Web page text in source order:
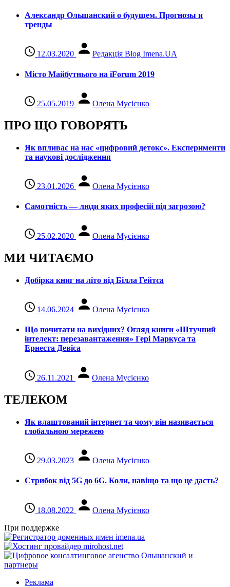
Александр Ольшанский о будущем. Прогнозы и
тренды
12.03.2020 Редакція Blog Imena.UA
Місто Майбутнього на iForum 2019
25.05.2019 Олена Мусієнко
ПРО ЩО ГОВОРЯТЬ
Як впливає на нас «цифровий детокс». Експерименти
та наукові дослідження
23.01.2026 Олена Мусієнко
Самотність — люди яких професій під загрозою?
25.02.2020 Олена Мусієнко
МИ ЧИТАЄМО
Добірка книг на літо від Білла Гейтса
14.06.2024 Олена Мусієнко
Що почитати на вихідних? Огляд книги «Штучний
інтелект: перезавантаження» Гері Маркуса та
Ернеста Девіса
26.11.2021 Олена Мусієнко
ТЕЛЕКОМ
Як влаштований інтернет та чому він називається
глобальною мережею
29.03.2023 Олена Мусієнко
Стрибок від 5G до 6G. Коли, навіщо та що це даcть?
18.08.2022
Олена Мусієнко
При поддержке
Реклама